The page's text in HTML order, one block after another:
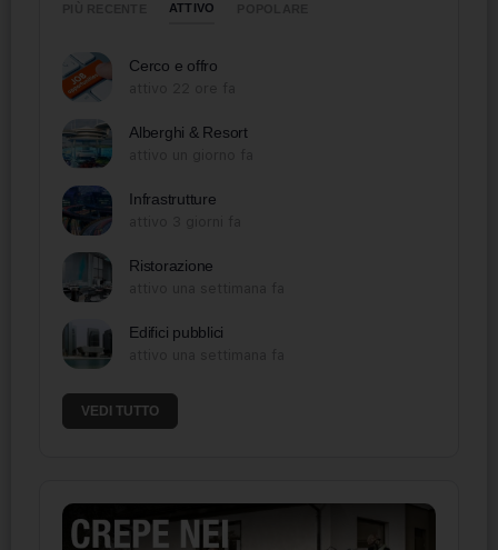
ATTIVO
Cerco e offro
Alberghi & Resort
Infrastrutture
Ristorazione
Edifici pubblici
VEDI TUTTO